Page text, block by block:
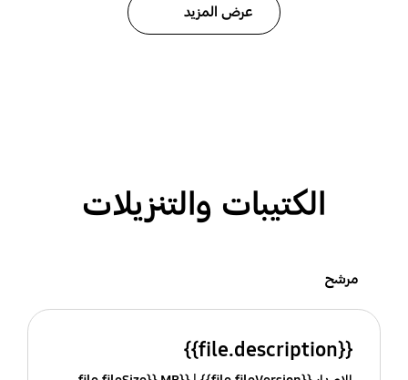
عرض المزيد
الكتيبات والتنزيلات
مرشح
{{file.description}}